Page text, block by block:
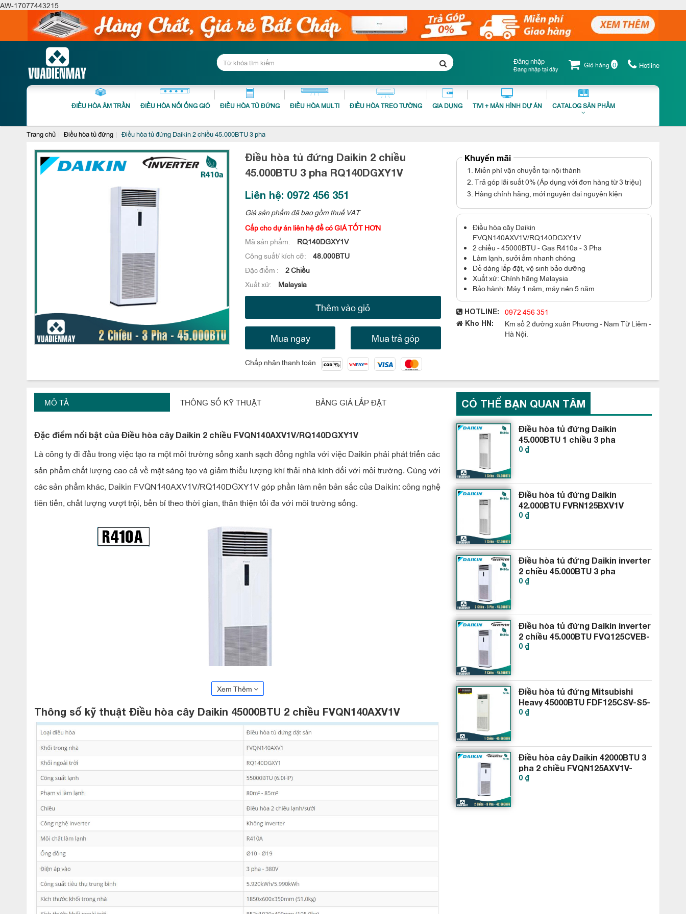
AW-17077443215
Hotline
Giỏ hàng 0
Đăng nhập
Đăng nhập tại đây
ĐIỀU HÒA ÂM TRẦN ĐIỀU HÒA NỐI ỐNG GIÓ ĐIỀU HÒA TỦ ĐỨNG ĐIỀU HÒA MULTI ĐIỀU HÒA TREO TƯỜNG GIA DỤNG TIVI + MÀN HÌNH DỰ ÁN CATALOG SẢN PHẨM
Trang chủ Điều hòa tủ đứng Điều hòa tủ đứng Daikin 2 chiều 45.000BTU 3 pha
Điều hòa tủ đứng Daikin 2 chiều
45.000BTU 3 pha RQ140DGXY1V
Liên hệ: 0972 456 351
Giá sản phẩm đã bao gồm thuế VAT
Cấp cho dự án liên hệ để có GIÁ TỐT HƠN
Mã sản phẩm:
RQ140DGXY1V
Công suất/ kích cỡ:
48.000BTU
Đặc điểm :
2 Chiều
Xuất xứ:
Malaysia
Thêm vào giỏ
Mua ngay Mua trả góp
Chấp nhận thanh toán
Khuyến mãi
1. Miễn phí vận chuyển tại nội thành
2. Trả góp lãi suất 0% (Áp dụng với đơn hàng từ 3 triệu)
3. Hàng chính hãng, mới nguyên đai nguyên kiện
Điều hòa cây Daikin
FVQN140AXV1V/RQ140DGXY1V
2 chiều - 45000BTU - Gas R410a - 3 Pha
Làm lạnh, sưởi ấm nhanh chóng
Dễ dàng lắp đặt, vệ sinh bảo dưỡng
Xuất xứ: Chính hãng Malaysia
Bảo hành: Máy 1 năm, máy nén 5 năm
HOTLINE: 0972 456 351
Kho HN:
Km số 2 đường xuân Phương - Nam Từ Liêm -
Hà Nội.
MÔ TẢ THÔNG SỐ KỸ THUẬT BẢNG GIÁ LẮP ĐẶT
Đặc điểm nổi bật của Điều hòa cây Daikin 2 chiều FVQN140AXV1V/RQ140DGXY1V
Là công ty đi đầu trong việc tạo ra một môi trường sống xanh sạch đồng nghĩa với việc Daikin phải phát triển các
sản phẩm chất lượng cao cả về mặt sáng tạo và giảm thiểu lượng khí thải nhà kính đối với môi trường. Cùng với
các sản phẩm khác, Daikin FVQN140AXV1V/RQ140DGXY1V góp phần làm nên bản sắc của Daikin: công nghệ
tiên tiến, chất lượng vượt trội, bền bỉ theo thời gian, thân thiện tối đa với môi trường sống.
Thiết kế nhỏ gọn
Dàn lạnh điều hòa cây Daikin FVQN140AXV1V/RQ140DGXY1V có kích thước nhỏ gọn chỉ 1.850x600x350mm,
với bề mặt sáng bóng dễ lau chùi và vệ sinh, trên mặt dàn lạnh còn được thiết kế bảng điều khiển màu đen sang
trọng với đèn LED trắng sáng dễn quan sát và thao tác.
Dàn nóng điều hòa cây Daikin 2 chiều FVQN140AXV1V/RQ140DGXY1V có kích thước 852×1.030x400mm, với
dàn tản nhiệt được xử lý chống ăn mòn giúp máy bền bỉ hơn.
Làm lạnh nhanh tức thì
Khi bật chức năng làm lạnh nhanh , máy điều hòa cây Daikin sẽ hoạt động với công suất tối đa trong vòng 20
phút, điều này cho phép điều hòa đạt được nhiệt độ cài đặt một cách nhanh nhất. để mang đến cho người dùng
cảm giác mát lạnh tức thì. Bạn sẽ không còn phải chờ đợi quá lâu để máy làm mát phòng nữa.
Xem Thêm
Thông số kỹ thuật Điều hòa cây Daikin 45000BTU 2 chiều FVQN140AXV1V
CÓ THỂ BẠN QUAN TÂM
Điều hòa tủ đứng Daikin
45.000BTU 1 chiều 3 pha
FVRN140BXV1V RR140DBXY1V
0 ₫
Điều hòa tủ đứng Daikin
42.000BTU FVRN125BXV1V
RR125DBXY1V
0 ₫
Điều hòa tủ đứng Daikin inverter
2 chiều 45.000BTU 3 pha
FVQ125CVEB-RZQ125HAY4A
0 ₫
Điều hòa tủ đứng Daikin inverter
2 chiều 45.000BTU FVQ125CVEB-
RZQ125LV1
0 ₫
Điều hòa tủ đứng Mitsubishi
Heavy 45000BTU FDF125CSV-S5-
FDC125CSV-S5
0 ₫
Điều hòa cây Daikin 42000BTU 3
pha 2 chiều FVQN125AXV1V-
RQ125DGXY1V
0 ₫